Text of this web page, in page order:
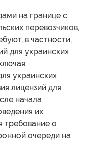
на границе с
перевозчиков,
в частности,
для украинских
украинских
лицензий для
начала
их
требование о
очереди на